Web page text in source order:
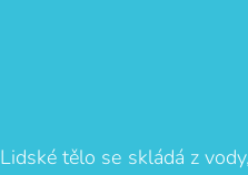
Lidské tělo se skládá z